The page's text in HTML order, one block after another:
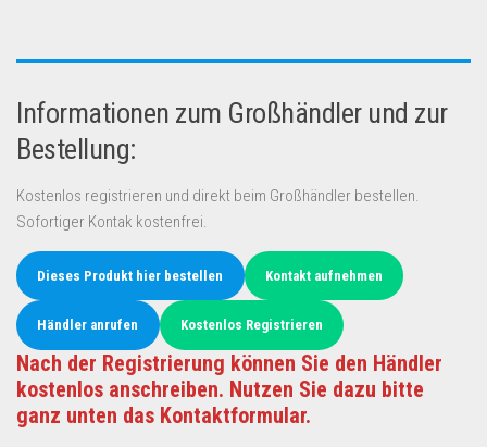
Informationen zum Großhändler und zur
Bestellung:
Kostenlos registrieren und direkt beim Großhändler bestellen.
Sofortiger Kontak kostenfrei.
Dieses Produkt hier bestellen Kontakt aufnehmen
Händler anrufen Kostenlos Registrieren
Nach der Registrierung können Sie den Händler
kostenlos anschreiben. Nutzen Sie dazu bitte
ganz unten das Kontaktformular.